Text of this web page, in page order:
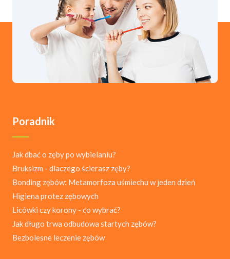
Poradnik
Jak dbać o zęby po wybielaniu?
Bruksizm - dlaczego ścierasz zęby?
Bonding zębów: Metamorfoza uśmiechu w jeden dzień
Higiena protez zębowych
Licówki czy korony - co wybrać?
Jak długo trwa odbudowa startych zębów?
Bezbolesne leczenie zębów